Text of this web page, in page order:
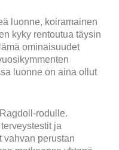
luonne, koiramainen
kyky rentoutua täysin
ominaisuudet
luonne on aina ollut
rodulle.
ja
vahvan perustan